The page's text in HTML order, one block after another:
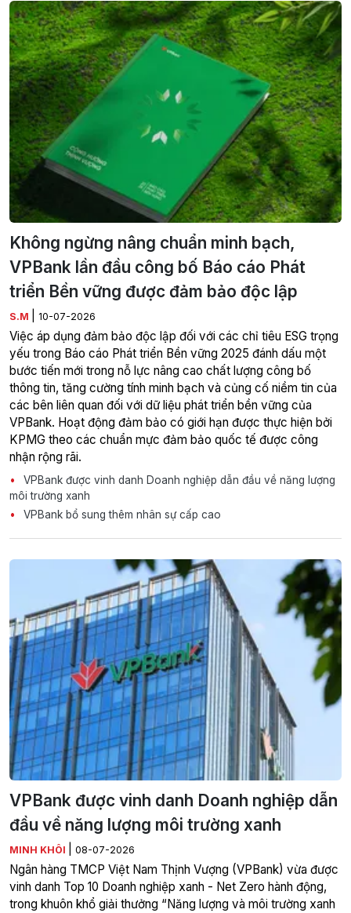
Không ngừng nâng chuẩn minh bạch,
VPBank lần đầu công bố Báo cáo Phát
triển Bền vững được đảm bảo độc lập
S.M 10-07-2026
Việc áp dụng đảm bảo độc lập đối với các chỉ tiêu ESG trọng
yếu trong Báo cáo Phát triển Bền vững 2025 đánh dấu một
bước tiến mới trong nỗ lực nâng cao chất lượng công bố
thông tin, tăng cường tính minh bạch và củng cố niềm tin của
các bên liên quan đối với dữ liệu phát triển bền vững của
VPBank. Hoạt động đảm bảo có giới hạn được thực hiện bởi
KPMG theo các chuẩn mực đảm bảo quốc tế được công
nhận rộng rãi.
VPBank được vinh danh Doanh nghiệp dẫn đầu về năng lượng
môi trường xanh
VPBank bổ sung thêm nhân sự cấp cao
VPBank được vinh danh Doanh nghiệp dẫn
đầu về năng lượng môi trường xanh
MINH KHÔI 08-07-2026
Ngân hàng TMCP Việt Nam Thịnh Vượng (VPBank) vừa được
vinh danh Top 10 Doanh nghiệp xanh - Net Zero hành động,
trong khuôn khổ giải thưởng “Năng lượng và môi trường xanh